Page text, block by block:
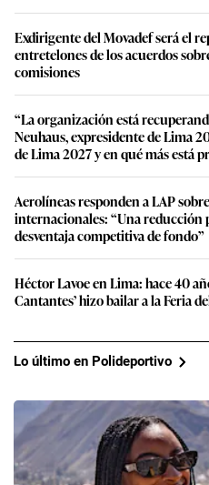
Exdirigente del Movadef será el
entretelones de los acuerdos
comisiones
“La organización está
Neuhaus, expresidente de Lima
de Lima 2027 y en qué más está
Aerolíneas responden a LAP
internacionales: “Una reducción
desventaja competitiva de fondo”
Héctor Lavoe en Lima: hace 40
Cantantes’ hizo bailar a la Feria
Lo último en Polideportivo